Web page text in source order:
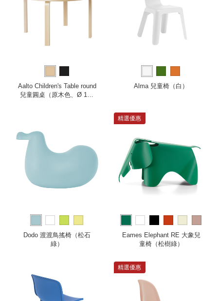
Aalto Children's Table round
兒童圓桌（原木色、Ø 100
Alma 兒童椅（白）
Dodo 渡渡鳥搖椅（松石
綠）
精選優惠
more
Eames Elephant RE 大象兒
童椅（松樹綠）
精選優惠